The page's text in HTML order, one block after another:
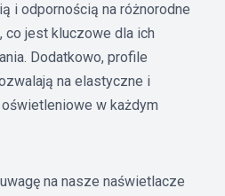
i odpornością na różnorodne
co jest kluczowe dla ich
Dodatkowo, profile
na elastyczne i
w każdym
na nasze naświetlacze